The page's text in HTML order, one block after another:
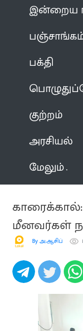
இன்றைய
பக்தி
குற்றம்
அரசியல்
மேலும்
மீனவர்கள்
By அ.ஆசிப்